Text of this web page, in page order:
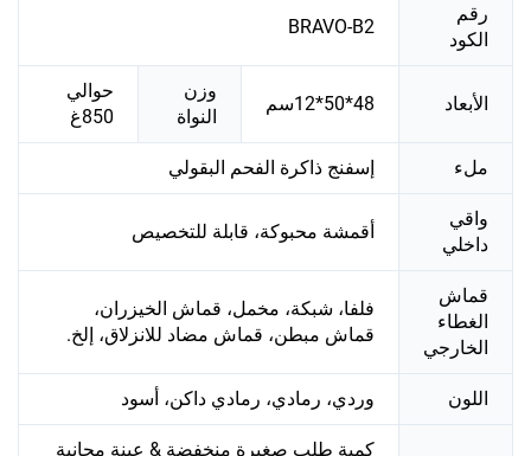
رقم
الكود
BRAVO-B2
الأبعاد 48*50*12سم
وزن
النواة
حوالي
850غ
ملء إسفنج ذاكرة الفحم البقولي
واقي
داخلي
أقمشة محبوكة، قابلة للتخصيص
قماش
الغطاء
الخارجي
فلفا، شبكة، مخمل، قماش الخيزران،
قماش مبطن، قماش مضاد للانزلاق، إلخ.
اللون وردي، رمادي، رمادي داكن، أسود
كمية طلب صغيرة منخفضة & عينة مجانية